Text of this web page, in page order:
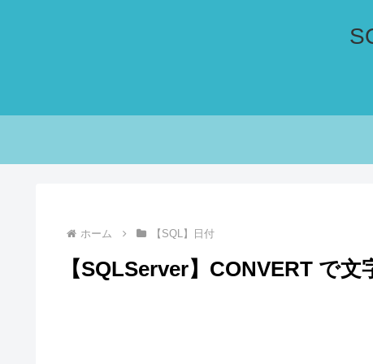
ホーム 【SQL】日付
【SQLServer】CONVERT で